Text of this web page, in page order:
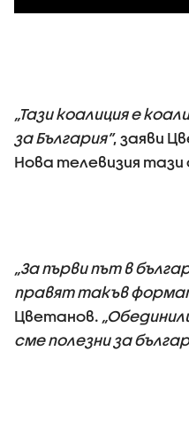
„Тази коалиция е
за България”, заяви
Нова телевизия тази
„За първи път в
правят такъв
Цветанов.
сме полезни за